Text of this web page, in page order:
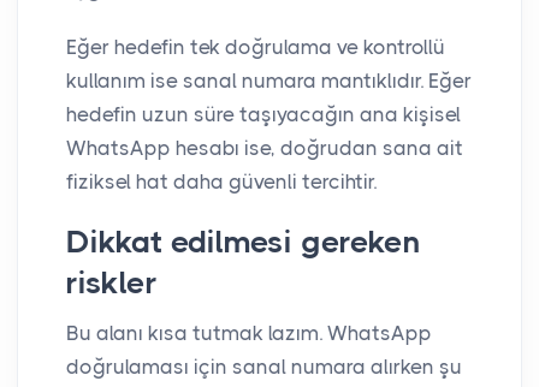
Eğer hedefin tek doğrulama ve kontrollü
kullanım ise sanal numara mantıklıdır. Eğer
hedefin uzun süre taşıyacağın ana kişisel
WhatsApp hesabı ise, doğrudan sana ait
fiziksel hat daha güvenli tercihtir.
Dikkat edilmesi gereken
riskler
Bu alanı kısa tutmak lazım. WhatsApp
doğrulaması için sanal numara alırken şu